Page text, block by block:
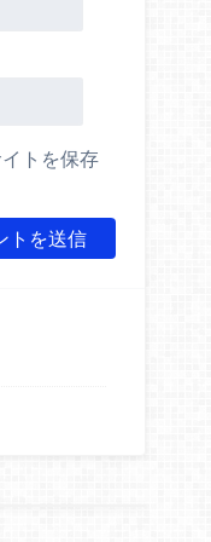
トを保存